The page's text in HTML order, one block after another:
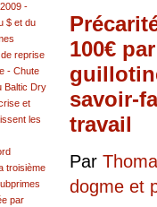
100€
savoir-
travail
Par
dogme et
-
$ et du
reprise
- Chute
Baltic Dry
et
les
troisième
par